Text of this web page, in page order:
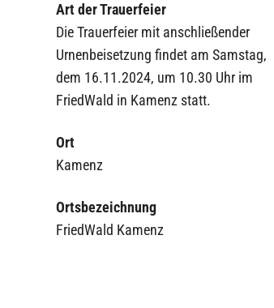
Art der Trauerfeier
Die Trauerfeier mit anschließender
Urnenbeisetzung findet am Samstag,
dem 16.11.2024, um 10.30 Uhr im
FriedWald in Kamenz statt.
Ort
Kamenz
Ortsbezeichnung
FriedWald Kamenz